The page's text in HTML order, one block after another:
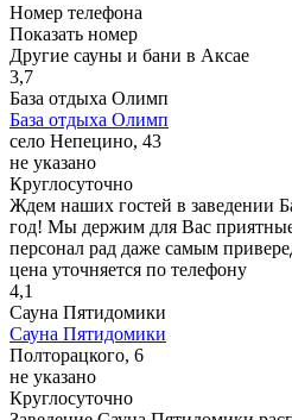
Номер телефона
Показать номер
Другие сауны и бани в Аксае
3,7
База отдыха Олимп
База отдыха Олимп
село Непецино, 43
не указано
Круглосуточно
Ждем наших гостей в заведении
год! Мы держим для Вас
персонал рад даже самым
цена уточняется по телефону
4,1
Сауна Пятидомики
Сауна Пятидомики
Полторацкого, 6
не указано
Круглосуточно